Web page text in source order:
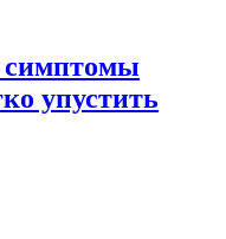
симптомы
упустить